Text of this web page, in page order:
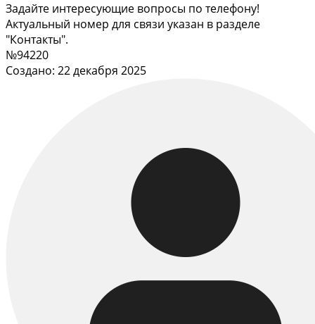
Задайте интересующие вопросы по телефону!
Актуальный номер для связи указан в разделе
"Контакты".
№94220
Создано: 22 декабря 2025